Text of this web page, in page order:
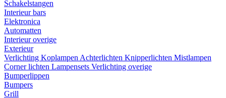
Schakelstangen
Interieur bars
Elektronica
Automatten
Interieur overige
Exterieur
Verlichting Koplampen Achterlichten Knipperlichten Mistlampen
Corner lichten Lampensets Verlichting overige
Bumperlippen
Bumpers
Grill